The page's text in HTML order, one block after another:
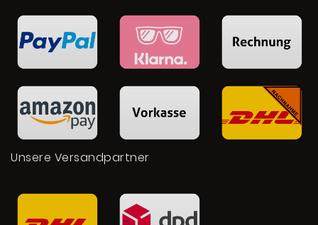
Unsere Versandpartner